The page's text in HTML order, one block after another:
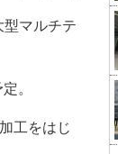
マルチテ
。
工をはじ